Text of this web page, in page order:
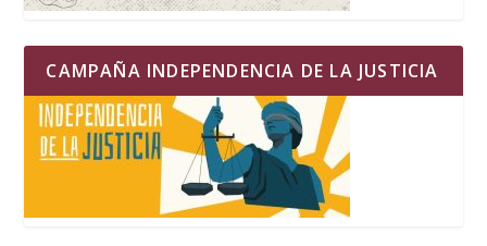
CAMPAÑA INDEPENDENCIA DE LA JUSTICIA